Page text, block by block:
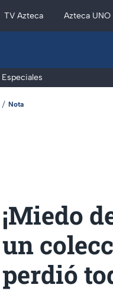
TV Azteca Azteca UNO
Especiales
Nota
¡Miedo
un
perdió